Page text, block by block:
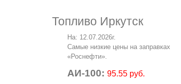
Топливо Иркутск
На: 12.07.2026г.
Самые низкие цены на заправках
«Роснефти».
АИ-100: 95.55 руб.